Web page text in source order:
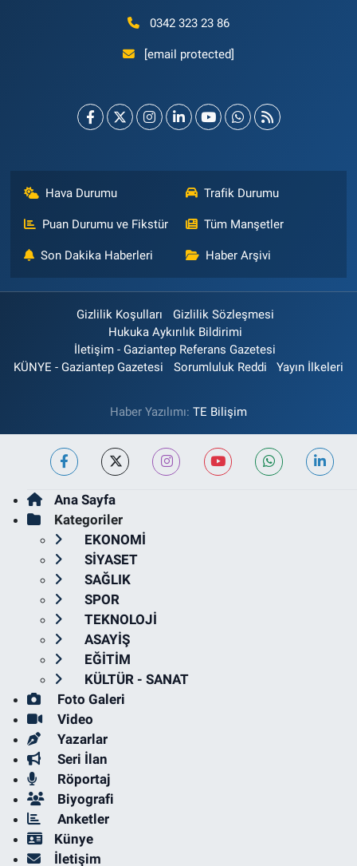
0342 323 23 86
[email protected]
Hava Durumu Trafik Durumu
Puan Durumu ve Fikstür Tüm Manşetler
Son Dakika Haberleri Haber Arşivi
Gizlilik Koşulları
Gizlilik Sözleşmesi
Hukuka Aykırılık Bildirimi
İletişim - Gaziantep Referans Gazetesi
KÜNYE - Gaziantep Gazetesi
Sorumluluk Reddi Yayın İlkeleri
Haber Yazılımı: TE Bilişim
Ana Sayfa
Kategoriler
EKONOMİ
SİYASET
SAĞLIK
SPOR
TEKNOLOJİ
ASAYİŞ
EĞİTİM
KÜLTÜR - SANAT
Foto Galeri
Video
Yazarlar
Seri İlan
Röportaj
Biyografi
Anketler
Künye
İletişim